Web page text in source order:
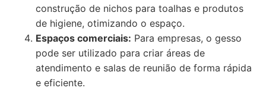
construção de nichos para toalhas e produtos
de higiene, otimizando o espaço.
Espaços comerciais: Para empresas, o gesso
pode ser utilizado para criar áreas de
atendimento e salas de reunião de forma rápida
e eficiente.